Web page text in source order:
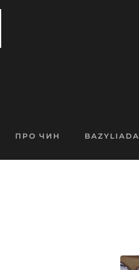
ПРО ЧИН BAZYLIADA